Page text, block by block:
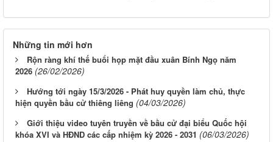
Những tin mới hơn
Rộn ràng khí thế buổi họp mặt đầu xuân Bính Ngọ năm
2026 (26/02/2026)
Hướng tới ngày 15/3/2026 - Phát huy quyền làm chủ, thực
hiện quyền bầu cử thiêng liêng (04/03/2026)
Giới thiệu video tuyên truyền về bầu cử đại biểu Quốc hội
khóa XVI và HĐND các cấp nhiệm kỳ 2026 - 2031 (06/03/2026)